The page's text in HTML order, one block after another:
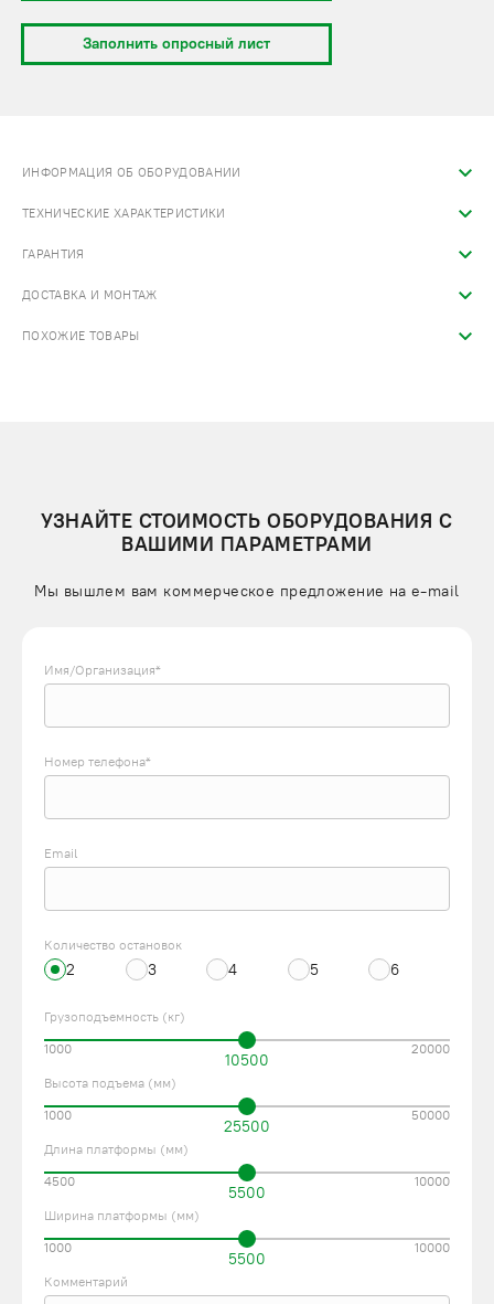
Заполнить опросный лист
ИНФОРМАЦИЯ ОБ ОБОРУДОВАНИИ
ТЕХНИЧЕСКИЕ ХАРАКТЕРИСТИКИ
ГАРАНТИЯ
ДОСТАВКА И МОНТАЖ
ПОХОЖИЕ ТОВАРЫ
УЗНАЙТЕ СТОИМОСТЬ ОБОРУДОВАНИЯ С
ВАШИМИ ПАРАМЕТРАМИ
Мы вышлем вам коммерческое предложение на e-mail
Имя/Организация*
Номер телефона*
Email
Количество остановок
2 3 4 5 6
Грузоподъемность (кг)
10500
1000 20000
Высота подъема (мм)
25500
1000 50000
Длина платформы (мм)
5500
4500 10000
Ширина платформы (мм)
5500
1000 10000
Комментарий